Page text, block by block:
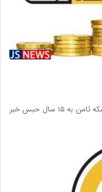
سخنگوی قوه قضاییه از محکومیت متهم پرونده سکه ثامن به ۱۵ سال حبس خبر